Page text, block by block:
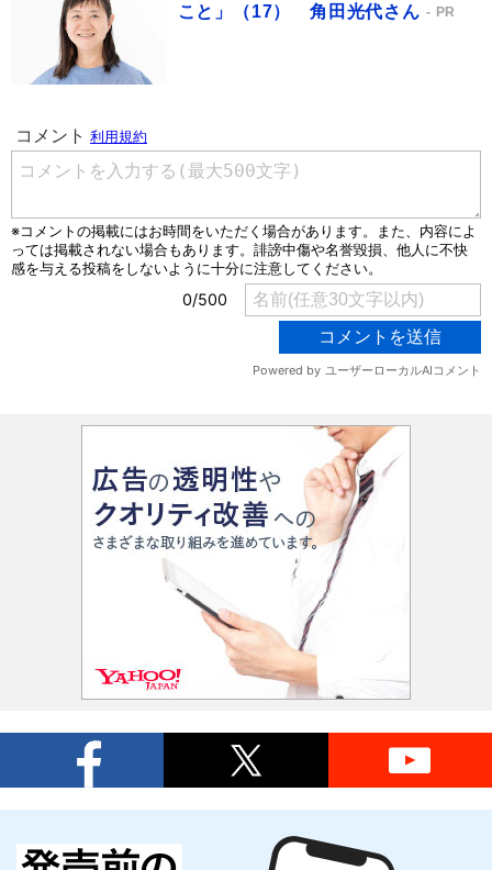
こと」（17） 角田光代さん
PR